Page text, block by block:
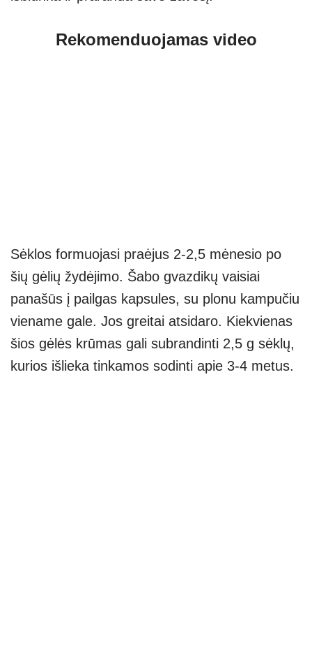
Rekomenduojamas video
Sėklos formuojasi praėjus 2-2,5 mėnesio po
šių gėlių žydėjimo. Šabo gvazdikų vaisiai
panašūs į pailgas kapsules, su plonu kampučiu
viename gale. Jos greitai atsidaro. Kiekvienas
šios gėlės krūmas gali subrandinti 2,5 g sėklų,
kurios išlieka tinkamos sodinti apie 3-4 metus.